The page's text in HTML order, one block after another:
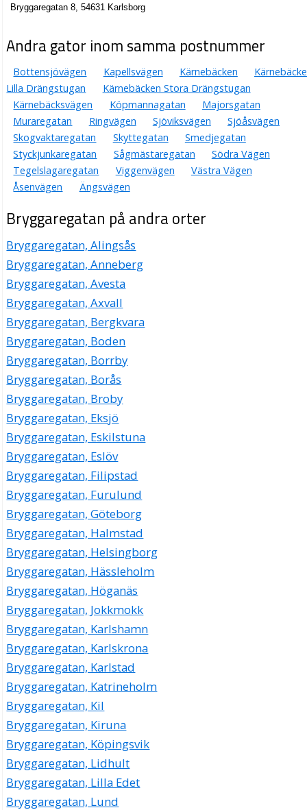
Bryggaregatan 8, 54631 Karlsborg
Andra gator inom samma postnummer
Bottensjövägen Kapellsvägen Kärnebäcken
Lilla Drängstugan
Kärnebäcken Stora Drängstugan
Kärnebäcksvägen
Köpmannagatan
Majorsgatan
Muraregatan
Ringvägen Sjöviksvägen
Sjöåsvägen
Skogvaktaregatan
Skyttegatan
Smedjegatan
Styckjunkaregatan
Sågmästaregatan
Södra Vägen
Tegelslagaregatan
Viggenvägen
Västra Vägen
Åsenvägen
Ängsvägen
Bryggaregatan på andra orter
Bryggaregatan, Alingsås
Bryggaregatan, Anneberg
Bryggaregatan, Avesta
Bryggaregatan, Axvall
Bryggaregatan, Bergkvara
Bryggaregatan, Boden
Bryggaregatan, Borrby
Bryggaregatan, Borås
Bryggaregatan, Broby
Bryggaregatan, Eksjö
Bryggaregatan, Eskilstuna
Bryggaregatan, Eslöv
Bryggaregatan, Filipstad
Bryggaregatan, Furulund
Bryggaregatan, Göteborg
Bryggaregatan, Halmstad
Bryggaregatan, Helsingborg
Bryggaregatan, Hässleholm
Bryggaregatan, Höganäs
Bryggaregatan, Jokkmokk
Bryggaregatan, Karlshamn
Bryggaregatan, Karlskrona
Bryggaregatan, Karlstad
Bryggaregatan, Katrineholm
Bryggaregatan, Kil
Bryggaregatan, Kiruna
Bryggaregatan, Köpingsvik
Bryggaregatan, Lidhult
Bryggaregatan, Lilla Edet
Bryggaregatan, Lund